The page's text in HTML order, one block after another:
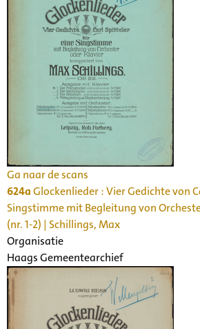
Ga naar de scans
624aGlockenlieder : Vier Gedichte von
Singstimme mit Begleitung von
(nr. 1-2) | Schillings, Max
Organisatie
Haags Gemeentearchief